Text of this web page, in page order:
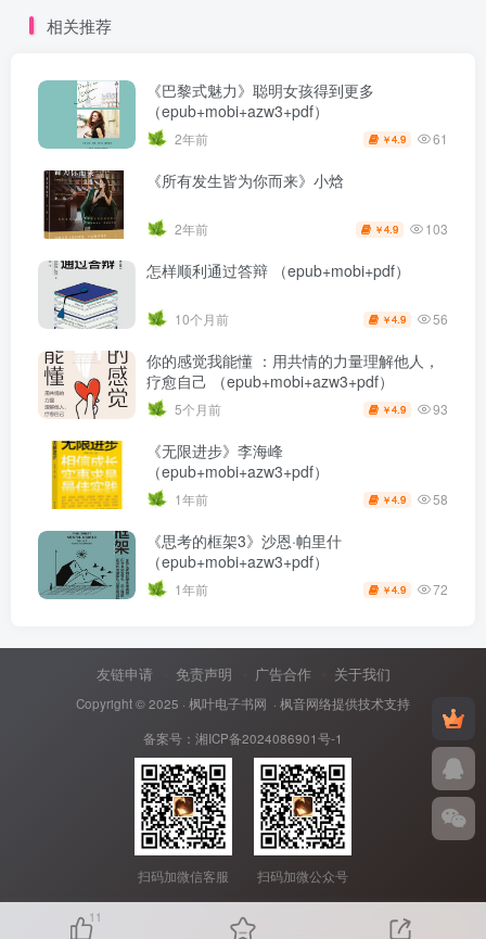
相关推荐
《巴黎式魅力》聪明女孩得到更多
（epub+mobi+azw3+pdf）
2年前 ￥4.9 61
《所有发生皆为你而来》小焓
2年前 ￥4.9 103
怎样顺利通过答辩 （epub+mobi+pdf）
10个月前 ￥4.9 56
你的感觉我能懂 ：用共情的力量理解他人，
疗愈自己 （epub+mobi+azw3+pdf）
5个月前 ￥4.9 93
《无限进步》李海峰
（epub+mobi+azw3+pdf）
1年前 ￥4.9 58
《思考的框架3》沙恩·帕里什
（epub+mobi+azw3+pdf）
1年前 ￥4.9 72
友链申请 免责声明 广告合作 关于我们
Copyright © 2025 · 枫叶电子书网 · 枫音网络提供技术支持
备案号： 湘ICP备2024086901号-1
扫码加微信客服 扫码加微公众号
11